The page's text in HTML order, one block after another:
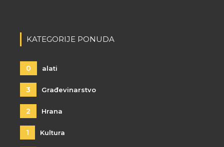
KATEGORIJE PONUDA
0 alati
3 Građevinarstvo
2 Hrana
1 Kultura